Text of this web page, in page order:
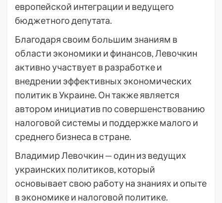
европейской интеграции и ведущего
бюджетного депутата.
Благодаря своим большим знаниям в
области экономики и финансов, Левочкин
активно участвует в разработке и
внедрении эффективных экономических
политик в Украине. Он также является
автором инициатив по совершенствованию
налоговой системы и поддержке малого и
среднего бизнеса в стране.
Владимир Левочкин — один из ведущих
украинских политиков, который
основывает свою работу на знаниях и опыте
в экономике и налоговой политике.